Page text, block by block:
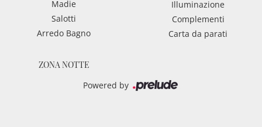
Madie
Salotti
Arredo Bagno
ZONA NOTTE
Illuminazione
Complementi
Carta da parati
Powered by